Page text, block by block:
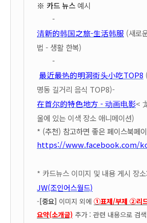
※ 카드 뉴스 예시
-
清新的韩国之旅-生活韩服 (새로
법 - 생활 한복)
-
最近最热的明洞街头小吃TOP8
명동 길거리 음식 TOP8)-
在首尔的特色地方 - 动画电影<
울에 있는 이색 장소 애니메이션)
* (추천) 참고하면 좋은 페이스북페
https://www.facebook.com/
* 카드뉴스 이미지 및 내용 게시 장소:
JW(조인어스월드)
-[중요] 이미지 외에 ①표제/부제 ②리
요약(소개글) 추가 : 관련 내용으로 검